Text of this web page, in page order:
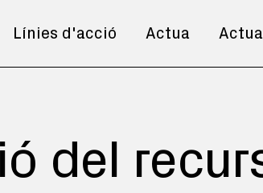
Línies d'acció Actua
del